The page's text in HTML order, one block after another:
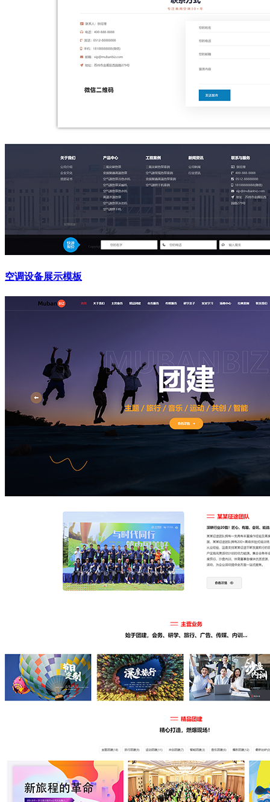
空调设备展示模板